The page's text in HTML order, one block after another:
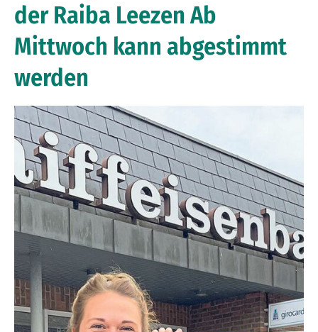
der Raiba Leezen Ab
Mittwoch kann abgestimmt
werden